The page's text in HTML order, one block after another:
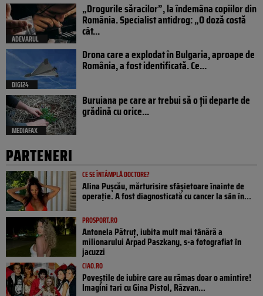
ADEVARUL
„Drogurile săracilor”, la îndemâna copiilor din
România. Specialist antidrog: „O doză costă
cât...
DIGI24
Drona care a explodat în Bulgaria, aproape de
România, a fost identificată. Ce...
MEDIAFAX
Buruiana pe care ar trebui să o ții departe de
grădină cu orice...
PARTENERI
CE SE ÎNTÂMPLĂ DOCTORE?
Alina Pușcău, mărturisire sfâșietoare înainte de
operație. A fost diagnosticată cu cancer la sân în...
PROSPORT.RO
Antonela Pătruț, iubita mult mai tânără a
milionarului Arpad Paszkany, s-a fotografiat în
jacuzzi
CIAO.RO
Poveştile de iubire care au rămas doar o amintire!
Imagini tari cu Gina Pistol, Răzvan...